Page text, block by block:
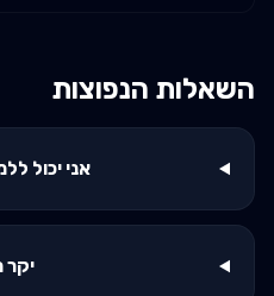
השאלות הנפוצות
אני יכול
יקר